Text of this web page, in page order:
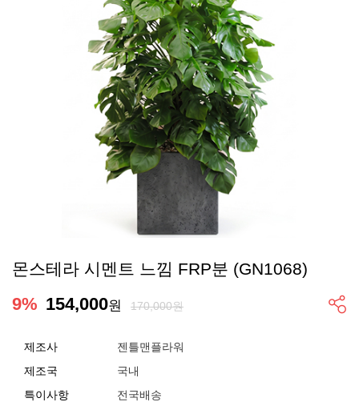
몬스테라 시멘트 느낌 FRP분 (GN1068)
9% 154,000원 170,000원
제조사
젠틀맨플라워
제조국
국내
특이사항
전국배송